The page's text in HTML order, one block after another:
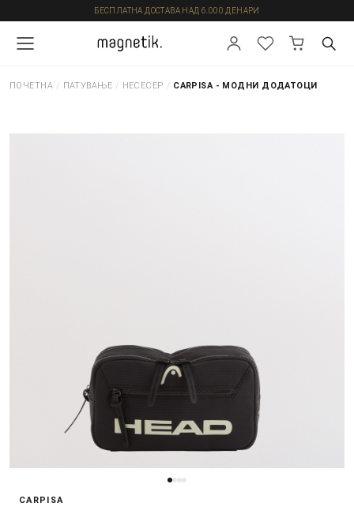
БЕСПЛАТНА ДОСТАВА НАД 6.000 ДЕНАРИ
ПОЧЕТНА / ПАТУВАЊЕ / НЕСЕСЕР / CARPISA - МОДНИ ДОДАТОЦИ
CARPISA